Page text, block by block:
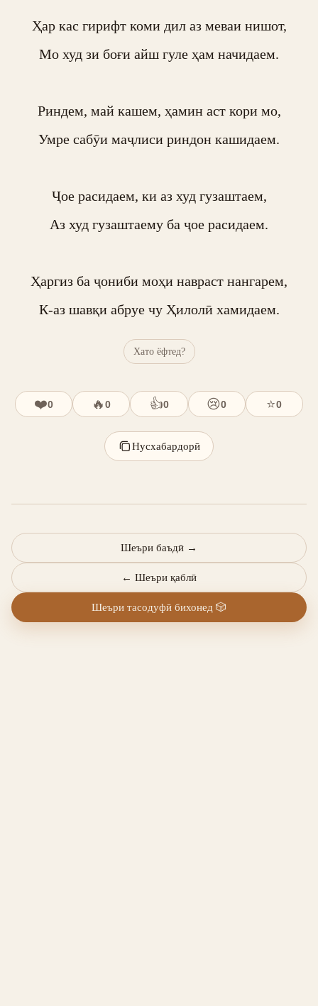
Ҳар кас гирифт коми дил аз меваи нишот,
Мо худ зи боғи айш гуле ҳам начидаем.
Риндем, май кашем, ҳамин аст кори мо,
Умре сабӯи маҷлиси риндон кашидаем.
Ҷое расидаем, ки аз худ гузаштаем,
Аз худ гузаштаему ба ҷое расидаем.
Ҳаргиз ба ҷониби моҳи навраст нангарем,
К-аз шавқи абруе чу Ҳилолӣ хамидаем.
Хато ёфтед?
❤️0 🔥0 👍0 😢0 ⭐0
Нусхабардорӣ
← Шеъри қаблӣ
Шеъри баъдӣ →
Шеъри тасодуфӣ бихонед 🎲